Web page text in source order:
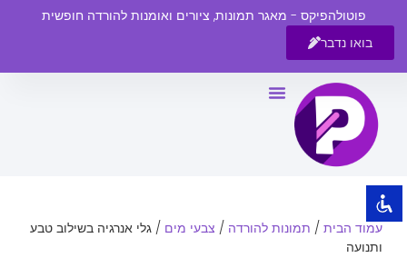
visibility_off השבת את ההבזקים
title סמן כותרות
צבע רקע
zoom_out
zoom_in זום (הגדלה)
פוטולהפיקס - מאגר תמונות, ציורים ואומנות להורדה חופשית
בואו נדבר
עמוד הבית/ תמונות להורדה / צבעי מים / גלי אנרגיה בשילוב טבע
ותנועה